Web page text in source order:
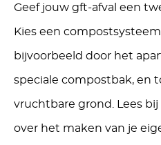
Geef jouw gft-afval een
Kies een
bijvoorbeeld door het
speciale compostbak, en
vruchtbare grond. Lees bij
over het maken van je